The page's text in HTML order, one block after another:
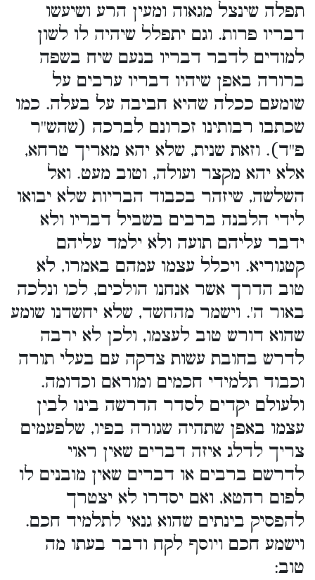
תפלה שינצל מגאוה ומעין הרע ושיעשו
דבריו פרות. וגם יתפלל שיהיה לו לשון
למודים לדבר דבריו בנעם שיח בשפה
ברורה באפן שיהיו דבריו ערבים על
שומעם ככלה שהיא חביבה על בעלה. כמו
שכתבו רבותינו זכרונם לברכה (שהש''ר
פ''ד). וזאת שנית, שלא יהא מאריך טרחא,
אלא יהא מקצר ועולה, וטוב מעט. ואל
השלשה, שיזהר בכבוד הבריות שלא יבואו
לידי הלבנה ברבים בשביל דבריו ולא
ידבר עליהם תועה ולא ילמד עליהם
קטגוריא. ויכלל עצמו עמהם באמרו, לא
טוב הדרך אשר אנחנו הולכים, לכו ונלכה
באור ה'. וישמר מהחשד, שלא יחשדנו שומע
שהוא דורש טוב לעצמו, ולכן לא ירבה
לדרש בחובת עשות צדקה עם בעלי תורה
וכבוד תלמידי חכמים ומוראם וכדומה.
ולעולם יקדים לסדר הדרשה בינו לבין
עצמו באפן שתהיה שגורה בפיו, שלפעמים
צריך לדלג איזה דברים שאין ראוי
לדרשם ברבים או דברים שאין מובנים לו
לפום רהטא, ואם יסדרו לא יצטרך
להפסיק בינתים שהוא גנאי לתלמיד חכם.
וישמע חכם ויוסף לקח ודבר בעתו מה
טוב: